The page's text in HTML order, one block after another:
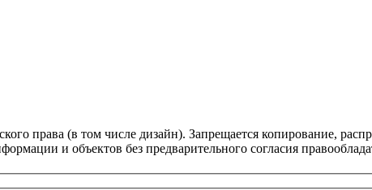
права (в том числе дизайн). Запрещается копирование,
и объектов без предварительного согласия